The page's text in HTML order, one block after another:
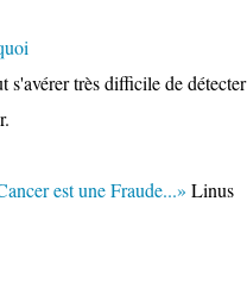
s'avérer très difficile de détecter
est une Fraude...» Linus